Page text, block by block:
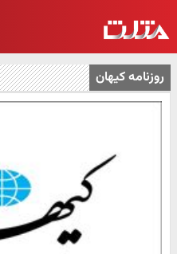
روزنامه کیهان